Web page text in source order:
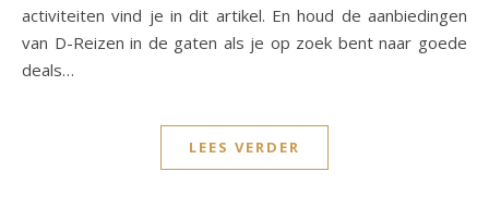
activiteiten vind je in dit artikel. En houd de aanbiedingen
van D-Reizen in de gaten als je op zoek bent naar goede
deals…
LEES VERDER